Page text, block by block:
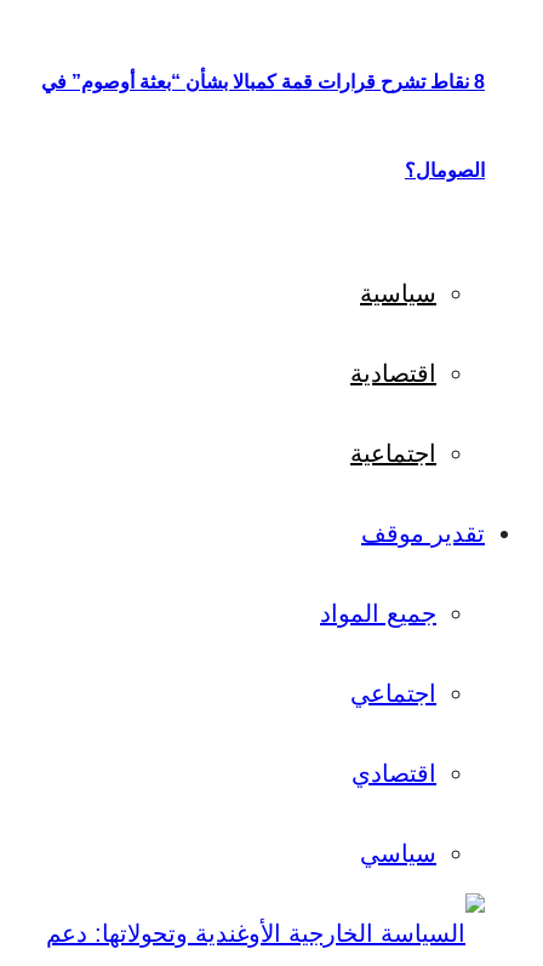
8 نقاط تشرح قرارات قمة كمبالا بشأن “بعثة أوصوم” في
الصومال؟
سياسية
اقتصادية
اجتماعية
تقدير موقف
جميع المواد
اجتماعي
اقتصادي
سياسي